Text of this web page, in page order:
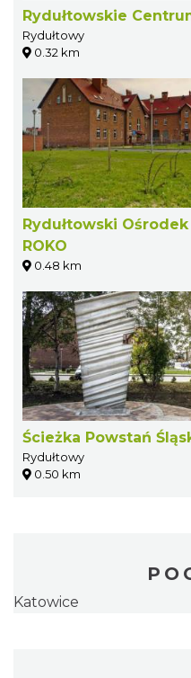
Rydułtowskie
Rydułtowy
0.32 km
Rydułtowski
ROKO
0.48 km
Ścieżka Powstań
Rydułtowy
0.50 km
Katowice